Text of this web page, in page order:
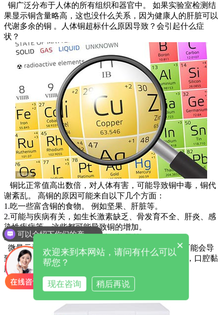
铜广泛分布于人体的所有组织和器官中。 如果实验室检测结
果显示铜含量略高，这也没什么关系，因为健康人的肝脏可以
代谢多余的铜 。
人体铜超标什么原因导致？会引起什么症
状？
铜比正常值高出数倍，对人体有害，可能导致铜中毒，铜代
谢紊乱。 高铜的原因可能来自以下几个方面：
1.吃一些富含铜的食物。 例如坚果、肝脏等。
2.可能与疾病有关，如生长激素缺乏、骨发育不全、肝炎、感
染性疾病等，这些都可能导致铜的增加。
3.铜也用于烹饪工具。 4. 缺锌、怀孕等。
微量元素测试仪品牌当身体的铜含量高的时候，有可能会导
致头晕，并且也有可能会出现头痛，或者是全身乏力，口腔黏
膜感染等一些症状。
可以介绍下你们的产品么
×
欢迎来到本网站，请问有什么可以
帮您？
现在咨询 稍后再说